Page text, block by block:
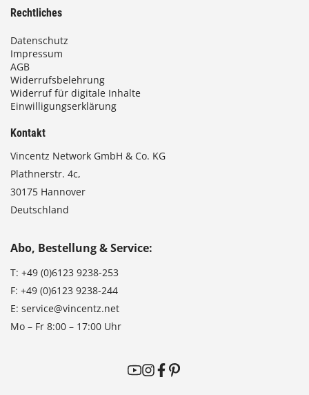
Rechtliches
Datenschutz
Impressum
AGB
Widerrufsbelehrung
Widerruf für digitale Inhalte
Einwilligungserklärung
Kontakt
Vincentz Network GmbH & Co. KG
Plathnerstr. 4c,
30175 Hannover
Deutschland
Abo, Bestellung & Service:
T: +49 (0)6123 9238-253
F: +49 (0)6123 9238-244
E: service@vincentz.net
Mo – Fr 8:00 – 17:00 Uhr